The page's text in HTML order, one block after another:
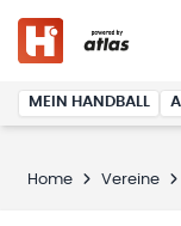
MEIN HANDBALL
Home Vereine